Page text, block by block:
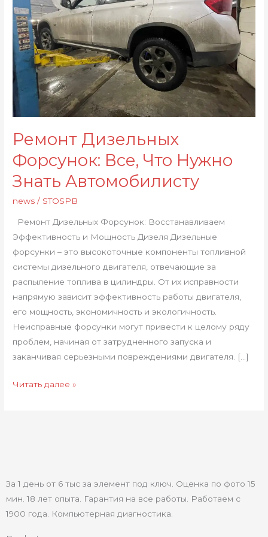
Ремонт Дизельных
Форсунок: Все, Что Нужно
Знать Автомобилисту
news / STOSPB
Ремонт Дизельных Форсунок: Восстанавливаем
Эффективность и Мощность Дизеля Дизельные
форсунки – это высокоточные компоненты топливной
системы дизельного двигателя, отвечающие за
распыление топлива в цилиндры. От их исправности
напрямую зависит эффективность работы двигателя,
его мощность, экономичность и экологичность.
Неисправные форсунки могут привести к целому ряду
проблем, начиная от затрудненного запуска и
заканчивая серьезными повреждениями двигателя. […]
Нужно
Знать
Автомобилисту
Читать далее »
За 1 день от 6 тыс за элемент под ключ. Оценка по фото 15
мин. 18 лет опыта. Гарантия на все работы. Работаем с
1900 года. Компьютерная диагностика.